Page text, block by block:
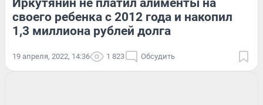
Иркутянин не платил алименты на
своего ребенка с 2012 года и накопил
1,3 миллиона рублей долга
19 апреля, 2022, 14:36 1 823 Обсудить